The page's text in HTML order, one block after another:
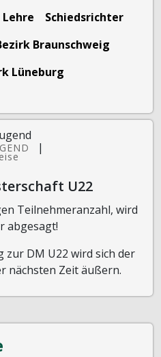
Lehre
Schiedsrichter
Braunschweig
Lüneburg
|
U22
Teilnehmeranzahl, wird
abgesagt!
DM U22 wird sich der
nächsten Zeit äußern.